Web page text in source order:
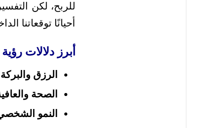
للربح، لكن
أحيانًا توقعاتنا
أبرز دلالات
الرزق
الصحة
النمو